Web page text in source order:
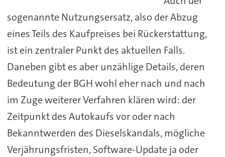
sogenannte Nutzungsersatz, also der Abzug
eines Teils des Kaufpreises bei Rückerstattung,
ist ein zentraler Punkt des aktuellen Falls.
Daneben gibt es aber unzählige Details, deren
Bedeutung der BGH wohl eher nach und nach
im Zuge weiterer Verfahren klären wird: der
Zeitpunkt des Autokaufs vor oder nach
Bekanntwerden des Dieselskandals, mögliche
Verjährungsfristen, Software-Update ja oder